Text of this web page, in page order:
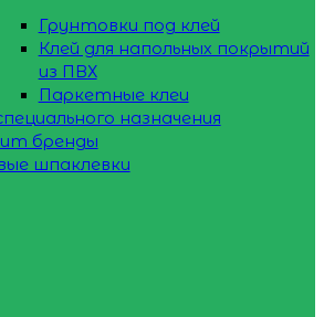
Грунтовки под клей
Клей для напольных покрытий
из ПВХ
Паркетные клеи
назначения
бренды
шпаклевки